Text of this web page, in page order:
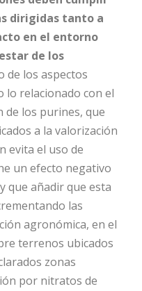
dirigidas tanto a
en el entorno
de los
de los aspectos
lo relacionado con el
de los purines, que
a la valorización
evita el uso de
un efecto negativo
que añadir que esta
las
agronómica, en el
terrenos ubicados
zonas
por nitratos de